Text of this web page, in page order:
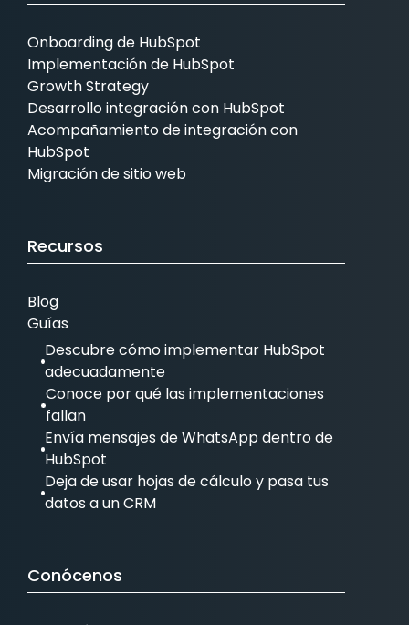
Onboarding de HubSpot
Implementación de HubSpot
Growth Strategy
Desarrollo integración con HubSpot
Acompañamiento de integración con
HubSpot
Migración de sitio web
Recursos
Blog
Guías
Descubre cómo implementar HubSpot
adecuadamente
Conoce por qué las implementaciones
fallan
Envía mensajes de WhatsApp dentro de
HubSpot
Deja de usar hojas de cálculo y pasa tus
datos a un CRM
Conócenos